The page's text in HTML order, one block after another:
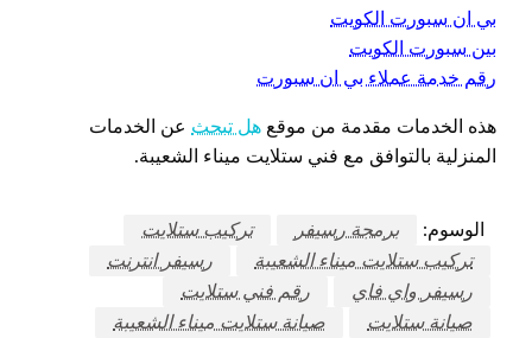
بي ان سبورت الكويت
بين سبورت الكويت
رقم خدمة عملاء بي ان سبورت
هذه الخدمات مقدمة من موقع هل تبحث عن الخدمات
المنزلية بالتوافق مع فني ستلايت ميناء الشعيبة.
الوسوم: برمجة رسيفر
تركيب ستلايت
تركيب ستلايت ميناء الشعيبة
رسيفر انترنت
رسيفر واي فاي
رقم فني ستلايت
صيانة ستلايت
صيانة ستلايت ميناء الشعيبة